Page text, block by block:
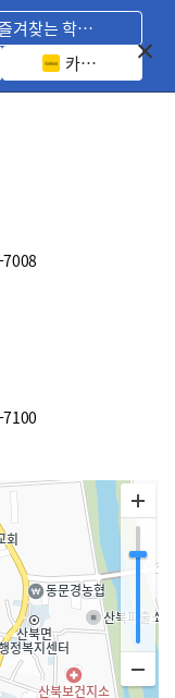
겨찾는 학교 모아보기
카카오톡 공유